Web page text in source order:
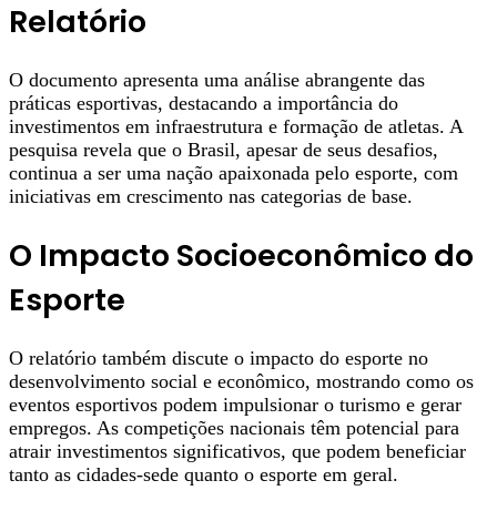
Relatório
O documento apresenta uma análise abrangente das
práticas esportivas, destacando a importância do
investimentos em infraestrutura e formação de atletas. A
pesquisa revela que o Brasil, apesar de seus desafios,
continua a ser uma nação apaixonada pelo esporte, com
iniciativas em crescimento nas categorias de base.
O Impacto Socioeconômico do
Esporte
O relatório também discute o impacto do esporte no
desenvolvimento social e econômico, mostrando como os
eventos esportivos podem impulsionar o turismo e gerar
empregos. As competições nacionais têm potencial para
atrair investimentos significativos, que podem beneficiar
tanto as cidades-sede quanto o esporte em geral.